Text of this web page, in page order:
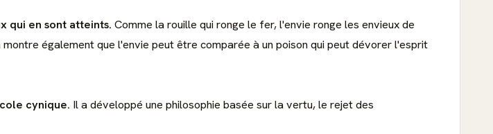
qui en sont atteints. Comme la rouille qui ronge le fer, l'envie ronge les envieux de
également que l'envie peut être comparée à un poison qui peut dévorer l'esprit
cynique. Il a développé une philosophie basée sur la vertu, le rejet des